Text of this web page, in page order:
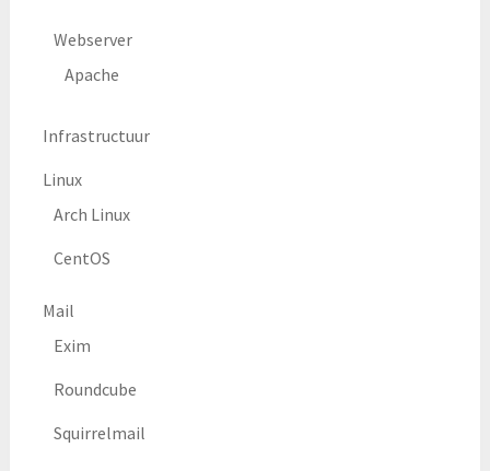
Webserver
Apache
Infrastructuur
Linux
Arch Linux
CentOS
Mail
Exim
Roundcube
Squirrelmail